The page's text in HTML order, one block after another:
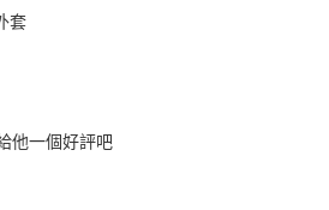
套
他一個好評吧